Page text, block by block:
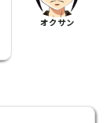
オクサン